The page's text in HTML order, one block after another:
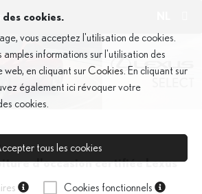
cookies.
vous acceptez l'utilisation de cookies.
amples informations sur l'utilisation des
web, en cliquant sur Cookies . En cliquant sur
également ici révoquer votre
cookies.
tous les cookies
Cookies fonctionnels
d'occasion certifiée Lexus